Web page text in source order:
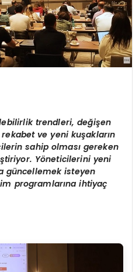
trendleri, değişen
ve yeni kuşakların
sahip olması gereken
Yöneticilerini yeni
güncellemek isteyen
programlarına ihtiyaç